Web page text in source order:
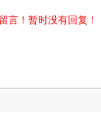
言！暂时没有回复！